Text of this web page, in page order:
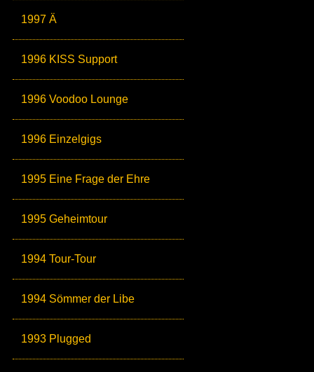
1997 Ä
1996 KISS Support
1996 Voodoo Lounge
1996 Einzelgigs
1995 Eine Frage der Ehre
1995 Geheimtour
1994 Tour-Tour
1994 Sömmer der Libe
1993 Plugged